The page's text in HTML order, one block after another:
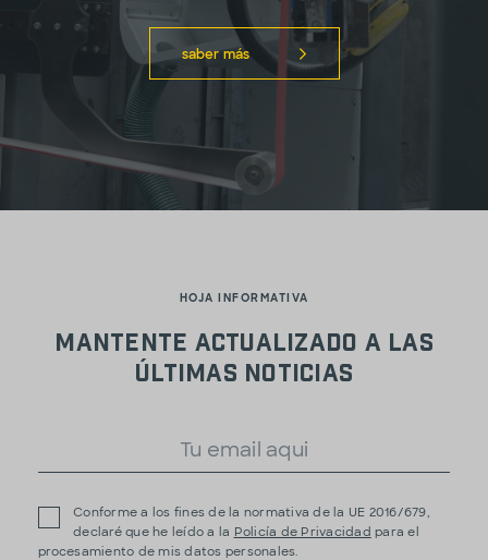
saber más
HOJA INFORMATIVA
Mantente actualizado a las
últimas noticias
Conforme a los fines de la normativa de la UE 2016/679,
declaré que he leído a la Policía de Privacidad para el
procesamiento de mis datos personales.